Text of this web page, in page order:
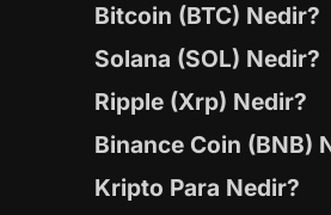
Bitcoin (BTC) Nedir?
Solana (SOL) Nedir?
Ripple (Xrp) Nedir?
Binance Coin (BNB)
Kripto Para Nedir?